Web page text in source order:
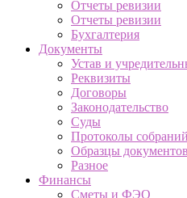
Отчеты ревизии
Отчеты ревизии
Бухгалтерия
Документы
Устав и
Реквизиты
Договоры
Законодательство
Суды
Протоколы собраний
Образцы
Разное
Финансы
Сметы и ФЭО